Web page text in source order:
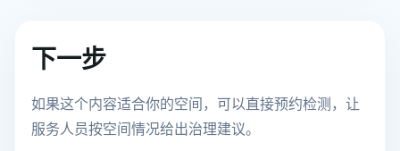
下一步
如果这个内容适合你的空间，可以直接预约检测，让
服务人员按空间情况给出治理建议。